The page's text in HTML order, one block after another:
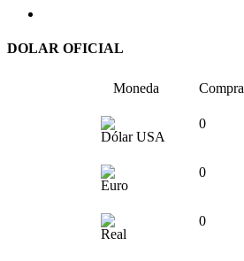
DOLAR OFICIAL
Moneda Compra
Dólar USA
0
Euro
0
Real
0